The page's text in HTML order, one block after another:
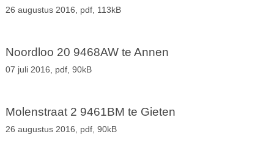
26 augustus 2016, pdf, 113kB
Noordloo 20 9468AW te Annen
07 juli 2016, pdf, 90kB
Molenstraat 2 9461BM te Gieten
26 augustus 2016, pdf, 90kB